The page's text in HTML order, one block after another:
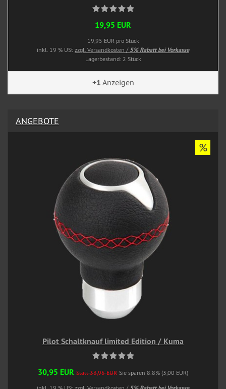
19,95 EUR
19,95 EUR pro Stück
inkl. 19 % USt zzgl. Versandkosten / 5% Rabatt bei Vorkasse
Lagerbestand: 2 Stück
+1 Anzeigen
ANGEBOTE
Pilot Schaltknauf limited Edition / Kuma
30,95 EUR Statt 33,95 EUR Sie sparen 8.8% (3,00 EUR)
%